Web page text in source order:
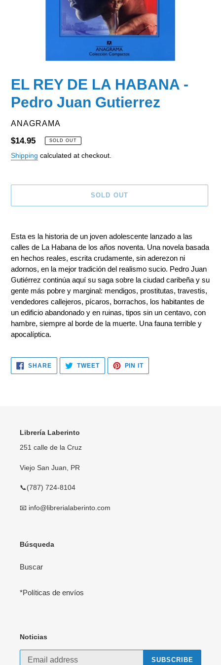
EL REY DE LA HABANA -
Pedro Juan Gutierrez
VENDOR
ANAGRAMA
Regular
price
$14.95 SOLD OUT
Shipping calculated at checkout.
SOLD OUT
to
your
cart
Esta es la historia de un joven adolescente lanzado a las
calles de La Habana de los años noventa. Una novela basada
en hechos reales, escrita crudamente, sin aderezon ni
adornos, en la mejor tradición del realismo sucio. Pedro Juan
Gutiérrez continúa aquí su saga sobre la ciudad caribeña y su
gente más pobre y marginal: mendigos, prostitutas, travestis,
vendedores callejeros, pícaros, borrachos, los habitantes de
un edificio abandonado y en ruinas, tipos sin un centavo, con
hambre, siempre al borde de la muerte. Una fauna terrible y
apocalíptica.
SHARESHARE
ON
FACEBOOK
TWEETTWEET
TWITTER
PIN ITPIN
PINTEREST
Librería Laberinto
251 calle de la Cruz
Viejo San Juan, PR
📞(787) 724-8104
📧 info@librerialaberinto.com
Búsqueda
Buscar
*Políticas de envíos
Noticias
SUBSCRIBE